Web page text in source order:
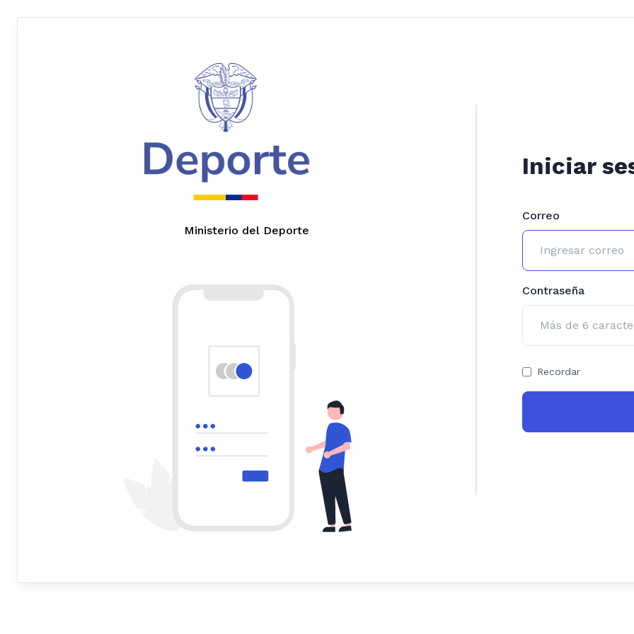
Ministerio del Deporte
Iniciar
Correo
Contraseña
Recordar